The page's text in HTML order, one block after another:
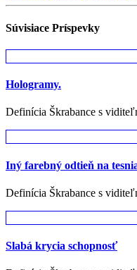
Súvisiace Príspevky
Hologramy.
Definícia Škrabance s
Iný farebný odtieň na
Definícia Škrabance s
Slabá krycia schopnosť